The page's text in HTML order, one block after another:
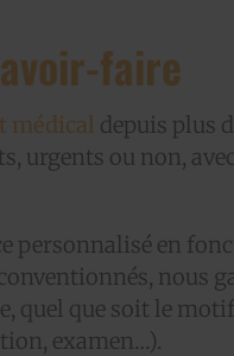
faire
médical depuis plus
urgents ou non,
personnalisé en
nous
quel que soit le
examen…).